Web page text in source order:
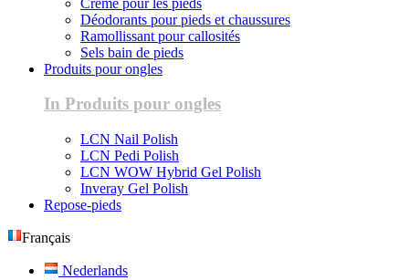
Déodorants pour pieds et chaussures
Ramollissant pour callosités
Sels bain de pieds
Produits pour ongles
In Produits pour ongles
LCN Nail Polish
LCN Pedi Polish
LCN WOW Hybrid Gel Polish
Inveray Gel Polish
Repose-pieds
Français
Nederlands